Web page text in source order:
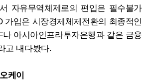
자유무역체제로의 편입은 필수불가
가입은 시장경제체제전환의 최종적인
아시아인프라투자은행과 같은 금융
고 내다봤다.
케이